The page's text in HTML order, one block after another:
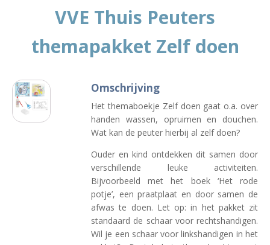
VVE Thuis Peuters
themapakket Zelf doen
Omschrijving
Het themaboekje Zelf doen gaat o.a. over
handen wassen, opruimen en douchen.
Wat kan de peuter hierbij al zelf doen?
Ouder en kind ontdekken dit samen door
verschillende leuke activiteiten.
Bijvoorbeeld met het boek ‘Het rode
potje’, een praatplaat en door samen de
afwas te doen. Let op: in het pakket zit
standaard de schaar voor rechtshandigen.
Wil je een schaar voor linkshandigen in het